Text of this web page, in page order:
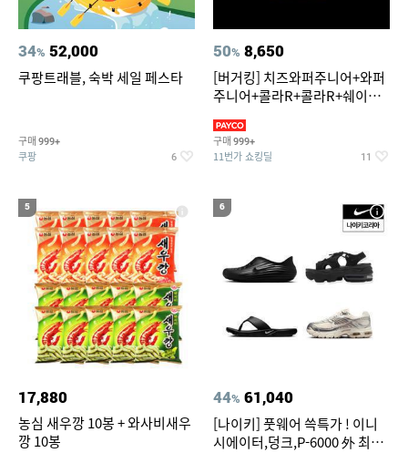
34% 52,000
쿠팡트래블, 숙박 세일 페스타
구매 999+
쿠팡 6
50% 8,650
[버거킹] 치즈와퍼주니어+와퍼
주니어+콜라R+콜라R+쉐이킹
구매 999+
11번가 쇼킹딜 11
5
17,880
농심 새우깡 10봉 + 와사비새우
깡 10봉
6
44% 61,040
[나이키] 풋웨어 쓱특가 ! 이니
시에이터,덩크,P-6000 外 최대